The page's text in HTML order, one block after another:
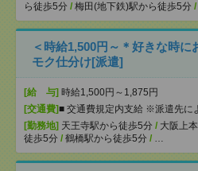
ら徒歩5分 / 梅田(地下鉄)駅から徒歩5分 /
＜時給1,500円～＊好きな時に
モク仕分け[派遣]
[給 与] 時給1,500円～1,875円
[交通費]■ 交通費規定内支給 ※派遣先に
[勤務地] 天王寺駅から徒歩5分 / 大阪上
徒歩5分 / 鶴橋駅から徒歩5分 / …